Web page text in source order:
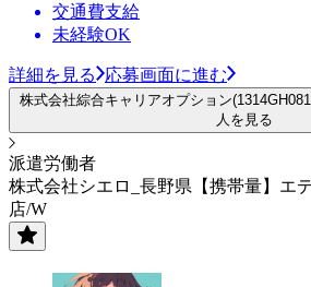
交通費支給
未経験OK
詳細を見る 応募画面に進む
株式会社綜合キャリアオプション
人を見る
派遣労働者
株式会社シエロ_長野県【携帯量】エ
店/W